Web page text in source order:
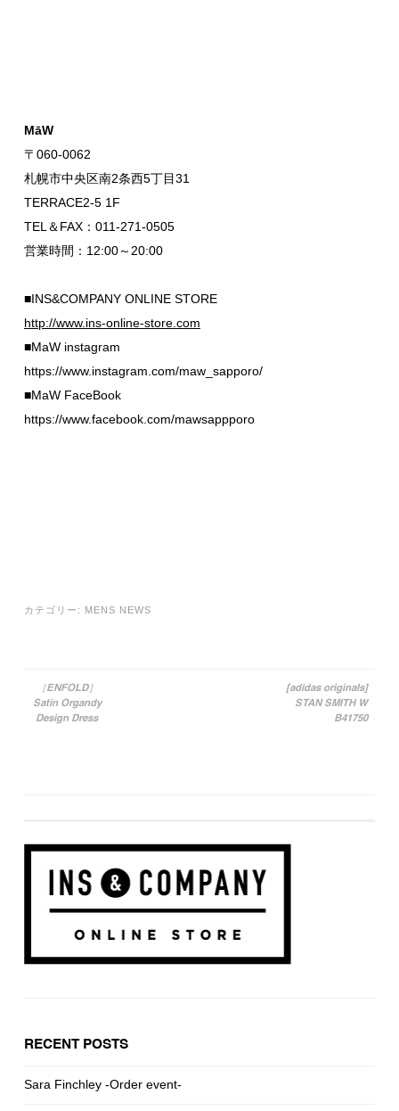
MāW
〒060-0062
札幌市中央区南2条西5丁目31
TERRACE2-5 1F
TEL＆FAX：011-271-0505
営業時間：12:00～20:00
■INS&COMPANY ONLINE STORE
http://www.ins-online-store.com
■MaW instagram
https://www.instagram.com/maw_sapporo/
■MaW FaceBook
https://www.facebook.com/mawsappporo
カテゴリー: MENS NEWS
投稿ナビゲーション
［ENFOLD］
Satin Organdy
Design Dress
[adidas originals]
STAN SMITH W
B41750
RECENT POSTS
Sara Finchley -Order event-